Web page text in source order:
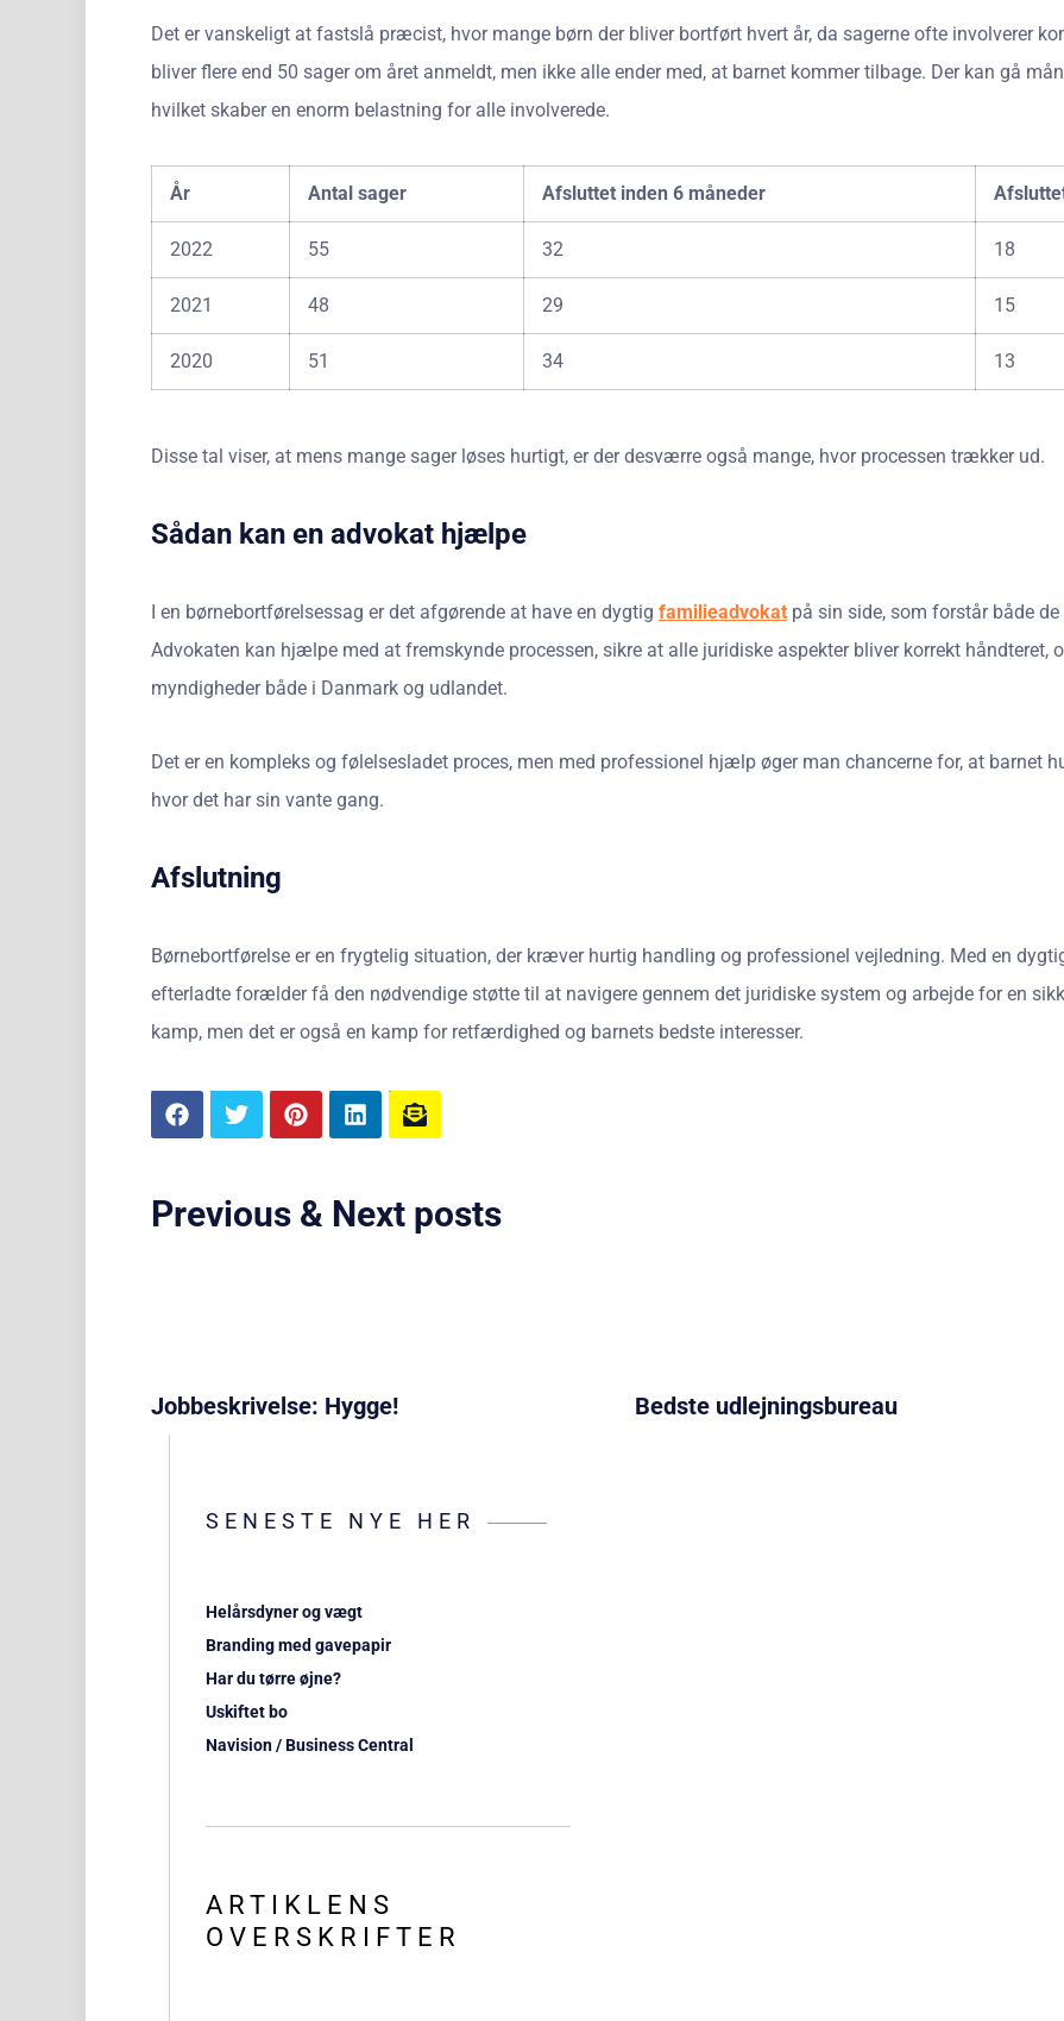
Det er vanskeligt at fastslå præcist, hvor mange børn der bliver bortført hvert år, da sagerne ofte involverer
bliver flere end 50 sager om året anmeldt, men ikke alle ender med, at barnet kommer tilbage. Der kan gå
hvilket skaber en enorm belastning for alle involverede.
År Antal sager Afsluttet inden 6 måneder
2022 55 32 18
2021 48 29 15
2020 51 34 13
Disse tal viser, at mens mange sager løses hurtigt, er der desværre også mange, hvor processen trækker ud.
Sådan kan en advokat hjælpe
I en børnebortførelsessag er det afgørende at have en dygtig familieadvokat på sin side, som forstår både
Advokaten kan hjælpe med at fremskynde processen, sikre at alle juridiske aspekter bliver korrekt håndteret,
myndigheder både i Danmark og udlandet.
Det er en kompleks og følelsesladet proces, men med professionel hjælp øger man chancerne for, at barnet
hvor det har sin vante gang.
Afslutning
Børnebortførelse er en frygtelig situation, der kræver hurtig handling og professionel vejledning. Med en
efterladte forælder få den nødvendige støtte til at navigere gennem det juridiske system og arbejde for en
kamp, men det er også en kamp for retfærdighed og barnets bedste interesser.
Previous & Next posts
Jobbeskrivelse: Hygge! Bedste udlejningsbureau
SENESTE NYE HER
Helårsdyner og vægt
Branding med gavepapir
Har du tørre øjne?
Uskiftet bo
Navision / Business Central
ARTIKLENS
OVERSKRIFTER